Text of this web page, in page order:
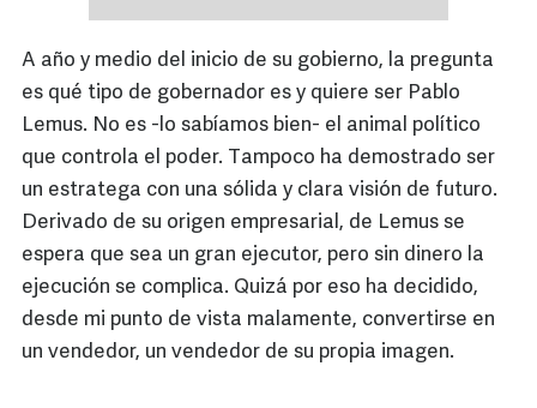
A año y medio del inicio de su gobierno, la pregunta
es qué tipo de gobernador es y quiere ser Pablo
Lemus. No es -lo sabíamos bien- el animal político
que controla el poder. Tampoco ha demostrado ser
un estratega con una sólida y clara visión de futuro.
Derivado de su origen empresarial, de Lemus se
espera que sea un gran ejecutor, pero sin dinero la
ejecución se complica. Quizá por eso ha decidido,
desde mi punto de vista malamente, convertirse en
un vendedor, un vendedor de su propia imagen.